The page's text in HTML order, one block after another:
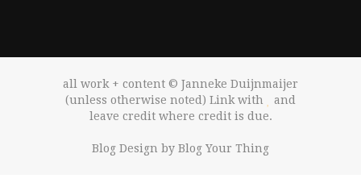
all work + content © Janneke Duijnmaijer
(unless otherwise noted) Link with
and
leave credit where credit is due.
Blog Design by Blog Your Thing